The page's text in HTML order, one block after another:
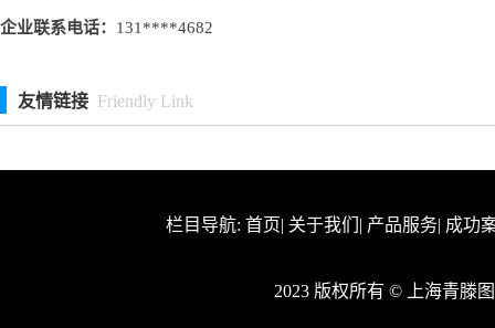
企业联系电话： 131****4682
友情链接 Friendly Link
栏目导航: 首页| 关于我们 | 产品服务| 成功
2023 版权所有 © 上海青滕